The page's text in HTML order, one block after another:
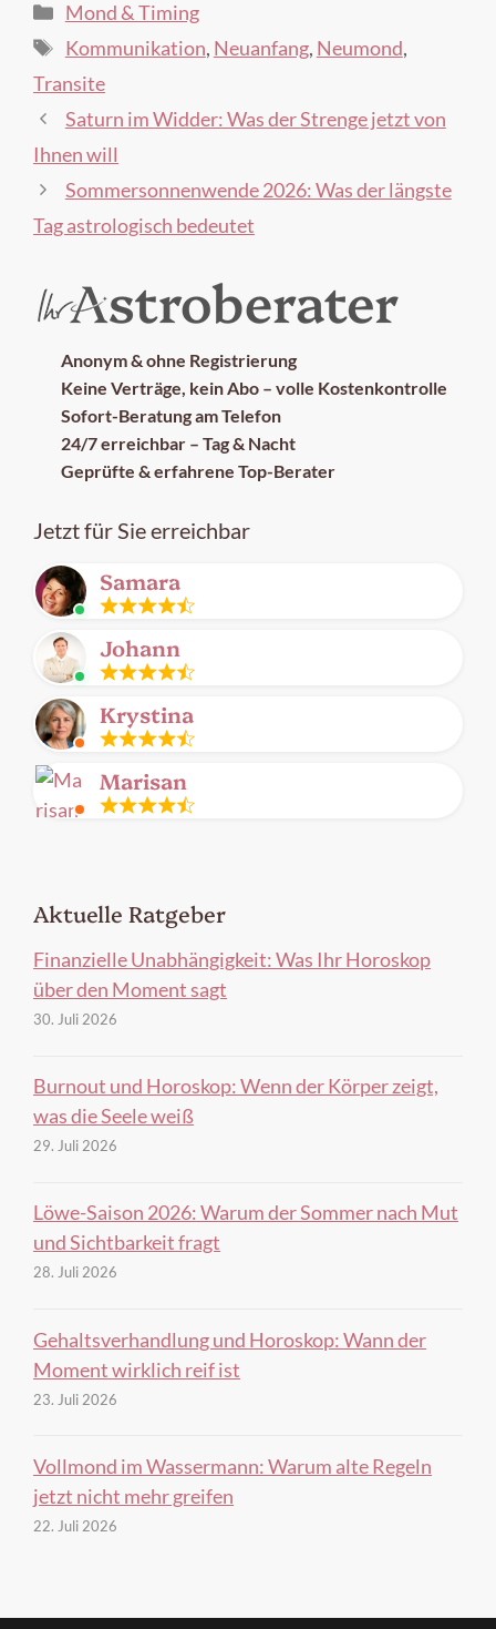
Kategorien
Mond & Timing
Schlagwörter
Kommunikation, Neuanfang, Neumond,
Transite
Saturn im Widder: Was der Strenge jetzt von
Ihnen will
Sommersonnenwende 2026: Was der längste
Tag astrologisch bedeutet
Anonym & ohne Registrierung
Keine Verträge, kein Abo – volle Kostenkontrolle
Sofort-Beratung am Telefon
24/7 erreichbar – Tag & Nacht
Geprüfte & erfahrene Top-Berater
Jetzt für Sie erreichbar
Leitung
frei
Samara
Leitung
frei
Johann
Im
Gespräch
Krystina
Marisan
Aktuelle Ratgeber
Finanzielle Unabhängigkeit: Was Ihr Horoskop
über den Moment sagt
30. Juli 2026
Burnout und Horoskop: Wenn der Körper zeigt,
was die Seele weiß
29. Juli 2026
Löwe-Saison 2026: Warum der Sommer nach Mut
und Sichtbarkeit fragt
28. Juli 2026
Gehaltsverhandlung und Horoskop: Wann der
Moment wirklich reif ist
23. Juli 2026
Vollmond im Wassermann: Warum alte Regeln
jetzt nicht mehr greifen
22. Juli 2026